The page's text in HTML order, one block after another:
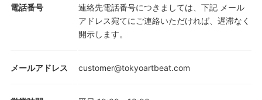
電話番号
連絡先電話番号につきましては、下記 メール
アドレス宛てにご連絡いただければ、遅滞なく
開示します。
メールアドレス customer@tokyoartbeat.com